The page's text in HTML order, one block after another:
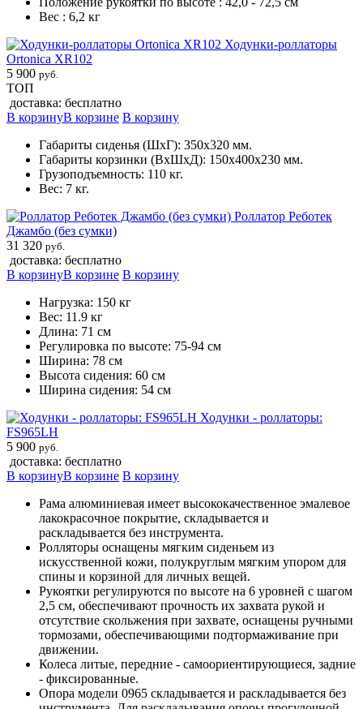
Вес : 6,2 кг
Ходунки-роллаторы
Ortonica XR102
5 900 руб.
ТОП
доставка: бесплатно
В корзинуВ корзине В корзину
Габариты сиденья (ШхГ): 350х320 мм.
Габариты корзинки (ВхШхД): 150х400х230 мм.
Грузоподъемность: 110 кг.
Вес: 7 кг.
Роллатор Реботек
Джамбо (без сумки)
31 320 руб.
доставка: бесплатно
В корзинуВ корзине В корзину
Нагрузка: 150 кг
Вес: 11.9 кг
Длина: 71 см
Регулировка по высоте: 75-94 см
Ширина: 78 см
Высота сидения: 60 см
Ширина сидения: 54 см
Ходунки - роллаторы:
FS965LH
5 900 руб.
доставка: бесплатно
В корзинуВ корзине В корзину
Рама алюминиевая имеет высококачественное эмалевое
лакокрасочное покрытие, складывается и
раскладывается без инструмента.
Ролляторы оснащены мягким сиденьем из
искусственной кожи, полукруглым мягким упором для
спины и корзиной для личных вещей.
Рукоятки регулируются по высоте на 6 уровней с шагом
2,5 см, обеспечивают прочность их захвата рукой и
отсутствие скольжения при захвате, оснащены ручными
тормозами, обеспечивающими подтормаживание при
движении.
Колеса литые, передние - самоориентирующиеся, задние
- фиксированные.
Опора модели 0965 складывается и раскладывается без